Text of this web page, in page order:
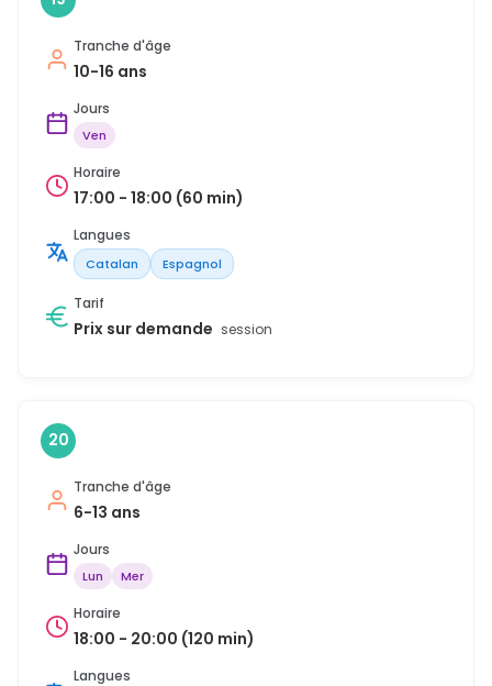
Tranche d'âge
10-16 ans
Jours
Ven
Horaire
17:00 - 18:00 (60 min)
Langues
Catalan Espagnol
Tarif
Prix sur demande session
20
Tranche d'âge
6-13 ans
Jours
Lun Mer
Horaire
18:00 - 20:00 (120 min)
Langues